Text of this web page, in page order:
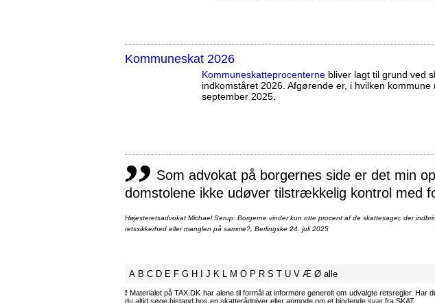
Kommuneskat 2026
Kommuneskatte­procenterne bliver lagt til grund ved
indkomståret 2026. Afgørende er, i hvilken
september 2025.
,, Som advokat på borgernes side er det min
domstolene ikke udøver tilstrækkelig kontrol med
Højesteretsadvokat Michael Serup: Borgerne vinder kun otte procent af de skattesager, der
retssikkerhed eller manglen på samme?, Berlingske 24. juli 2025
A B C D E F G H J K L M O P R S T U V Æ Ø alle
! Materialet på TAX.DK har alene til formål at informere generelt om udvalgte retsregler.
du altid søge bistand hos en skatterådgiver eller anmode om et bindende svar fra SKAT.